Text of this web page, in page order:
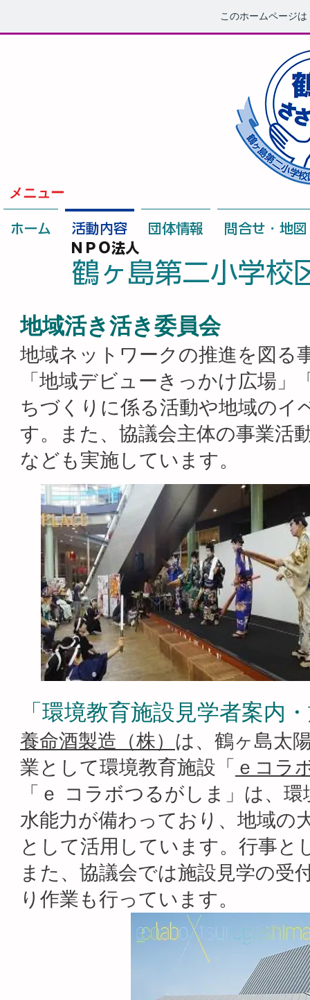
このホームページは
メニュー
ホーム 活動内容 団体情報
問合せ・地図
ＮＰＯ法人
鶴ヶ島第二小学校
地域活き活き委員会
地域ネットワークの推進を図る
「地域デビューきっかけ広場」
ちづくりに係る活動や地域のイ
す。また、協議会主体の事業活
なども実施しています。
「環境教育施設見学者案内
養命酒製造（株） は、鶴ヶ島太
業として環境教育施設「 ｅコラ
「ｅ コラボつるがしま」は、
水能力が備わっており、地域の
として活用しています。行事と
また、協議会では施設見学の受
り作業も行っています。